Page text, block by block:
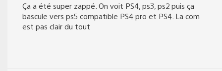
Ça a été super zappé. On voit PS4, ps3, ps2 puis ça
bascule vers ps5 compatible PS4 pro et PS4. La com
est pas clair du tout